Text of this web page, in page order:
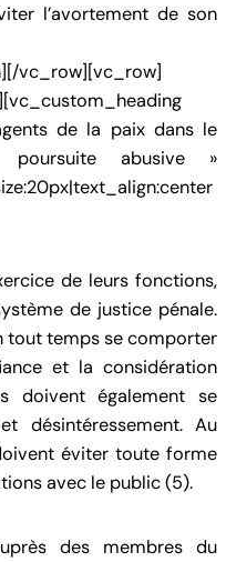
l’avortement de son
vc_row][vc_row]
de la paix dans le
abusive »
de leurs fonctions,
de justice pénale.
tout temps se comporter
et la considération
doivent également se
désintéressement. Au
éviter toute forme
avec le public (5).
des membres du